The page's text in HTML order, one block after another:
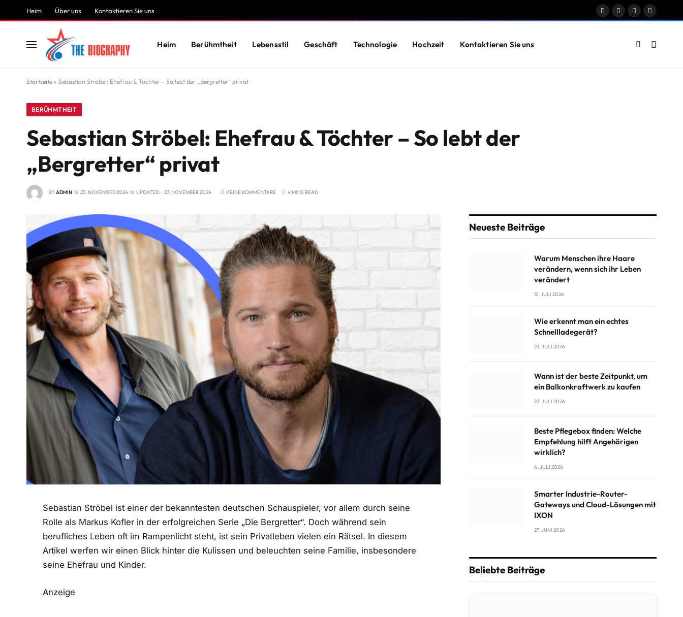
Heim Über uns Kontaktieren Sie uns
Facebook
X
InstagramPinterest
Heim Berühmtheit Lebensstil Geschäft Technologie Hochzeit Kontaktieren Sie uns
Startseite » Sebastian Ströbel: Ehefrau & Töchter – So lebt der „Bergretter“ privat
BERÜHMTHEIT
Sebastian Ströbel: Ehefrau & Töchter – So lebt der
„Bergretter“ privat
BY ADMIN 23. NOVEMBER 2024 UPDATED: 27. NOVEMBER 2024 KEINE KOMMENTARE 4 MINS READ
Sebastian Ströbel ist einer der bekanntesten deutschen Schauspieler, vor allem durch seine
Rolle als Markus Kofler in der erfolgreichen Serie „Die Bergretter“. Doch während sein
berufliches Leben oft im Rampenlicht steht, ist sein Privatleben vielen ein Rätsel. In diesem
Artikel werfen wir einen Blick hinter die Kulissen und beleuchten seine Familie, insbesondere
seine Ehefrau und Kinder.
Anzeige
Neueste Beiträge
Warum Menschen ihre Haare
verändern, wenn sich ihr Leben
verändert
31. JULI 2026
Wie erkennt man ein echtes
Schnellladegerät?
23. JULI 2026
Wann ist der beste Zeitpunkt, um
ein Balkonkraftwerk zu kaufen
23. JULI 2026
Beste Pflegebox finden: Welche
Empfehlung hilft Angehörigen
wirklich?
6. JULI 2026
Smarter Industrie-Router-
Gateways und Cloud-Lösungen mit
IXON
27. JUNI 2026
Beliebte Beiträge